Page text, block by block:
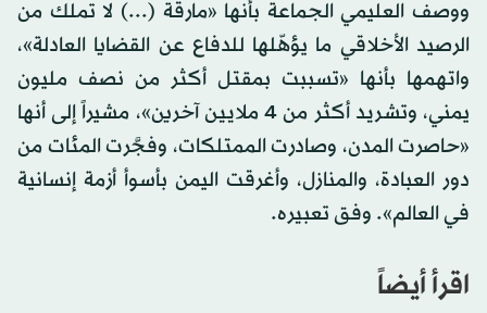
ووصف العليمي الجماعة بأنها «مارقة (...) لا تملك من
الرصيد الأخلاقي ما يؤهّلها للدفاع عن القضايا العادلة»،
واتهمها بأنها «تسببت بمقتل أكثر من نصف مليون
يمني، وتشريد أكثر من 4 ملايين آخرين»، مشيراً إلى أنها
«حاصرت المدن، وصادرت الممتلكات، وفجَّرت المئات من
دور العبادة، والمنازل، وأغرقت اليمن بأسوأ أزمة إنسانية
في العالم». وفق تعبيره.
اقرأ أيضاً